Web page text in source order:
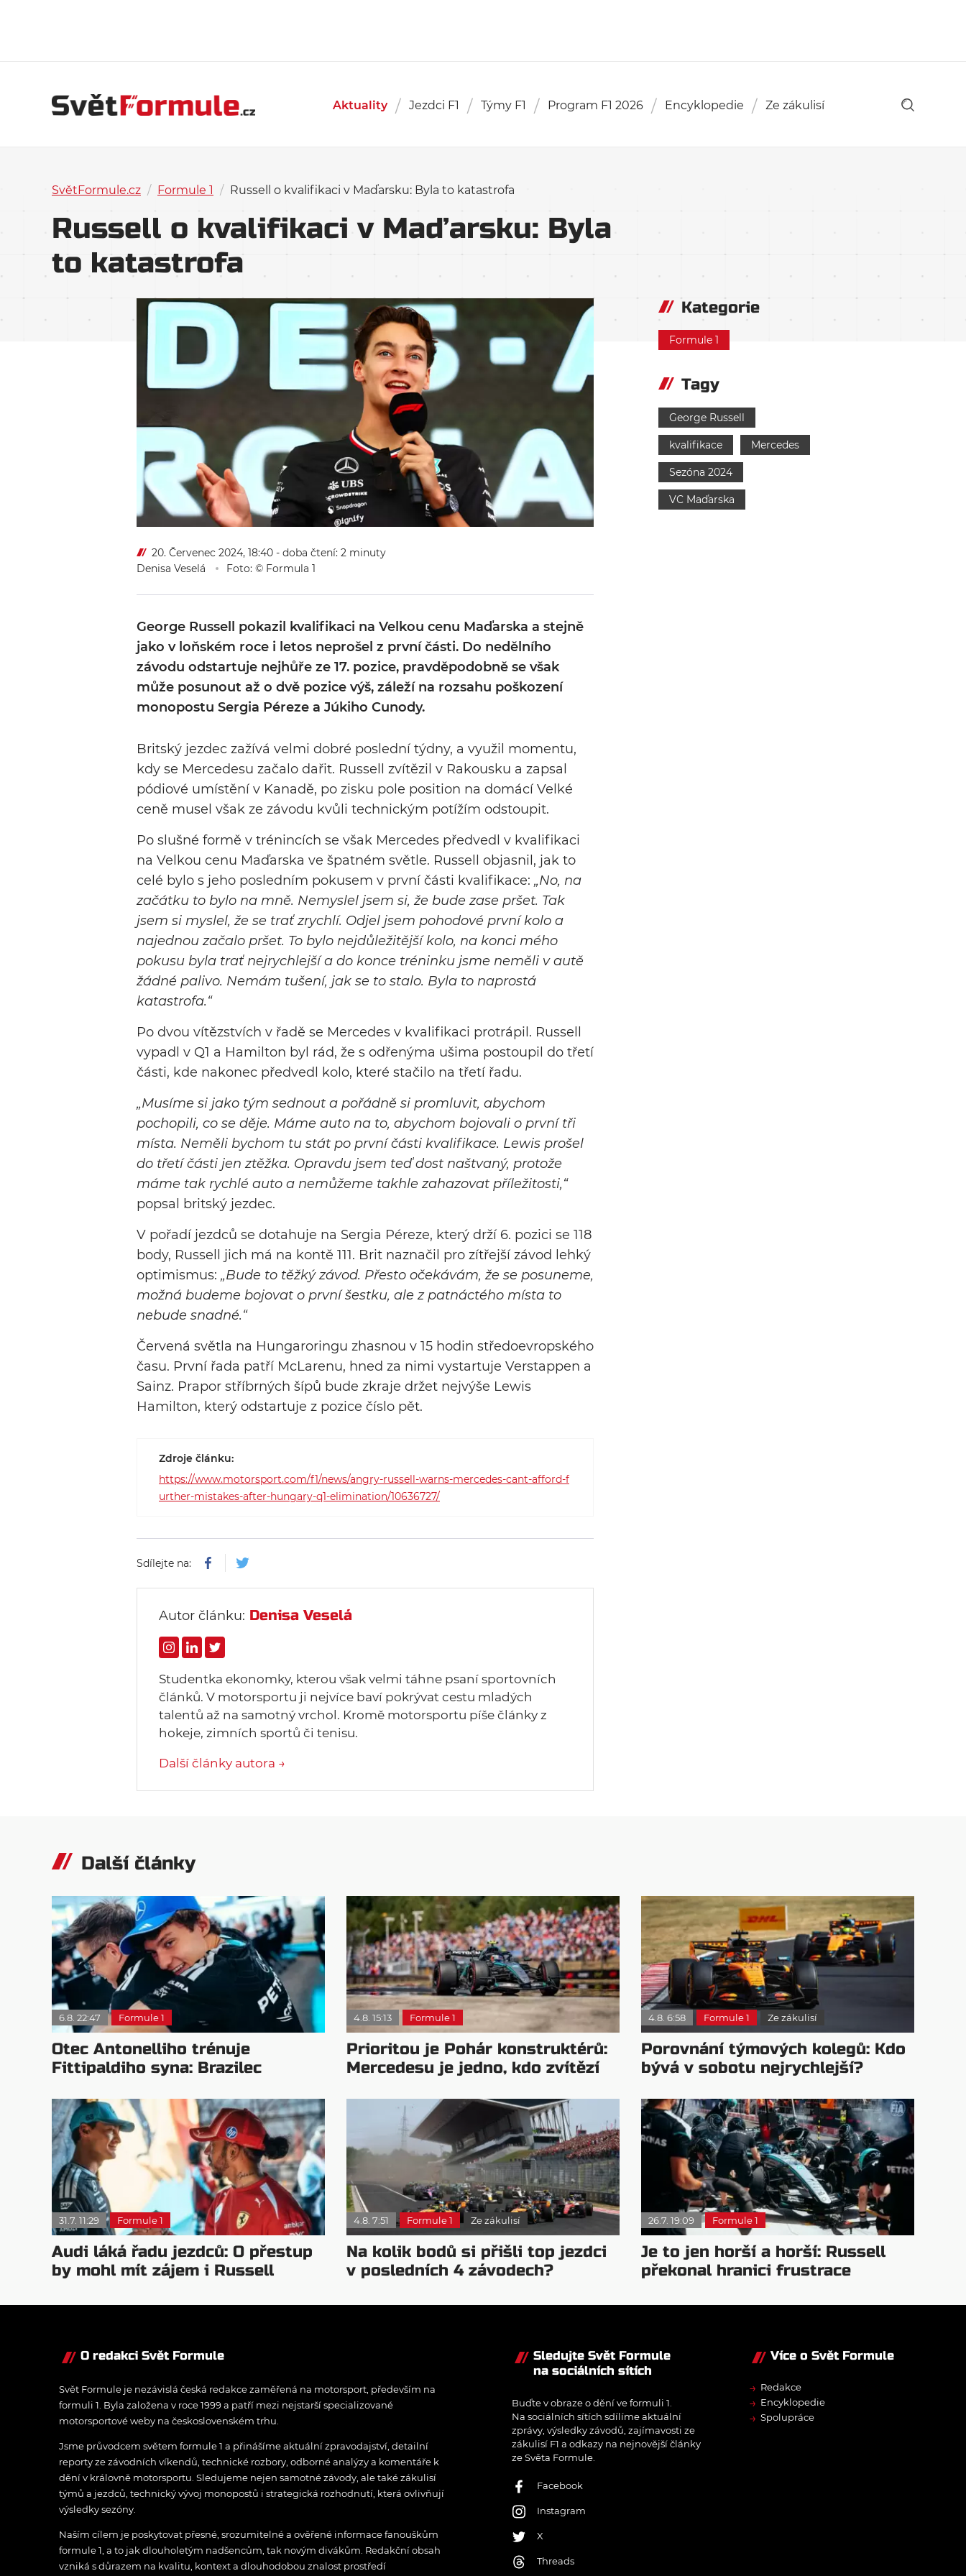
Aktuality Jezdci F1 Týmy F1 Program F1 2026 Encyklopedie Ze zákulisí
SvětFormule.cz / Formule 1 / Russell o kvalifikaci v Maďarsku: Byla to katastrofa
Russell o kvalifikaci v Maďarsku: Byla
to katastrofa
20. Červenec 2024, 18:40 - doba čtení: 2 minuty
Denisa Veselá
Foto: © Formula 1
George Russell pokazil kvalifikaci na Velkou cenu Maďarska a stejně
jako v loňském roce i letos neprošel z první části. Do nedělního
závodu odstartuje nejhůře ze 17. pozice, pravděpodobně se však
může posunout až o dvě pozice výš, záleží na rozsahu poškození
monopostu Sergia Péreze a Júkiho Cunody.
Britský jezdec zažívá velmi dobré poslední týdny, a využil momentu,
kdy se Mercedesu začalo dařit. Russell zvítězil v Rakousku a zapsal
pódiové umístění v Kanadě, po zisku pole position na domácí Velké
ceně musel však ze závodu kvůli technickým potížím odstoupit.
Po slušné formě v trénincích se však Mercedes předvedl v kvalifikaci
na Velkou cenu Maďarska ve špatném světle. Russell objasnil, jak to
celé bylo s jeho posledním pokusem v první části kvalifikace: „No, na
začátku to bylo na mně. Nemyslel jsem si, že bude zase pršet. Tak
jsem si myslel, že se trať zrychlí. Odjel jsem pohodové první kolo a
najednou začalo pršet. To bylo nejdůležitější kolo, na konci mého
pokusu byla trať nejrychlejší a do konce tréninku jsme neměli v autě
žádné palivo. Nemám tušení, jak se to stalo. Byla to naprostá
katastrofa.“
Po dvou vítězstvích v řadě se Mercedes v kvalifikaci protrápil. Russell
vypadl v Q1 a Hamilton byl rád, že s odřenýma ušima postoupil do třetí
části, kde nakonec předvedl kolo, které stačilo na třetí řadu.
„Musíme si jako tým sednout a pořádně si promluvit, abychom
pochopili, co se děje. Máme auto na to, abychom bojovali o první tři
místa. Neměli bychom tu stát po první části kvalifikace. Lewis prošel
do třetí části jen ztěžka. Opravdu jsem teď dost naštvaný, protože
máme tak rychlé auto a nemůžeme takhle zahazovat příležitosti,“
popsal britský jezdec.
V pořadí jezdců se dotahuje na Sergia Péreze, který drží 6. pozici se 118
body, Russell jich má na kontě 111. Brit naznačil pro zítřejší závod lehký
optimismus: „Bude to těžký závod. Přesto očekávám, že se posuneme,
možná budeme bojovat o první šestku, ale z patnáctého místa to
nebude snadné.“
Červená světla na Hungaroringu zhasnou v 15 hodin středoevropského
času. První řada patří McLarenu, hned za nimi vystartuje Verstappen a
Sainz. Prapor stříbrných šípů bude zkraje držet nejvýše Lewis
Hamilton, který odstartuje z pozice číslo pět.
Zdroje článku:
https://www.motorsport.com/f1/news/angry-russell-warns-mercedes-cant-afford-f
urther-mistakes-after-hungary-q1-elimination/10636727/
Sdílejte na:
Autor článku: Denisa Veselá
Studentka ekonomky, kterou však velmi táhne psaní sportovních
článků. V motorsportu ji nejvíce baví pokrývat cestu mladých
talentů až na samotný vrchol. Kromě motorsportu píše články z
hokeje, zimních sportů či tenisu.
Další články autora →
Kategorie
Formule 1
Tagy
George Russell
kvalifikace Mercedes
Sezóna 2024
VC Maďarska
Další články
6.8. 22:47 Formule 1
Otec Antonelliho trénuje
Fittipaldiho syna: Brazilec
4.8. 15:13 Formule 1
Prioritou je Pohár konstruktérů:
Mercedesu je jedno, kdo zvítězí
4.8. 6:58 Formule 1 Ze zákulisí
Porovnání týmových kolegů: Kdo
bývá v sobotu nejrychlejší?
31.7. 11:29 Formule 1
Audi láká řadu jezdců: O přestup
by mohl mít zájem i Russell
4.8. 7:51 Formule 1 Ze zákulisí
Na kolik bodů si přišli top jezdci
v posledních 4 závodech?
26.7. 19:09 Formule 1
Je to jen horší a horší: Russell
překonal hranici frustrace
O redakci Svět Formule
Svět Formule je nezávislá česká redakce zaměřená na motorsport, především na
formuli 1. Byla založena v roce 1999 a patří mezi nejstarší specializované
motorsportové weby na československém trhu.
Jsme průvodcem světem formule 1 a přinášíme aktuální zpravodajství, detailní
reporty ze závodních víkendů, technické rozbory, odborné analýzy a komentáře k
dění v královně motorsportu. Sledujeme nejen samotné závody, ale také zákulisí
týmů a jezdců, technický vývoj monopostů i strategická rozhodnutí, která ovlivňují
výsledky sezóny.
Naším cílem je poskytovat přesné, srozumitelné a ověřené informace fanouškům
formule 1, a to jak dlouholetým nadšencům, tak novým divákům. Redakční obsah
vzniká s důrazem na kvalitu, kontext a dlouhodobou znalost prostředí
Sledujte Svět Formule
na sociálních sítích
Buďte v obraze o dění ve formuli 1.
Na sociálních sítích sdílíme aktuální
zprávy, výsledky závodů, zajímavosti ze
zákulisí F1 a odkazy na nejnovější články
ze Světa Formule.
Facebook
Instagram
X
Threads
Více o Svět Formule
→ Redakce
→ Encyklopedie
→ Spolupráce